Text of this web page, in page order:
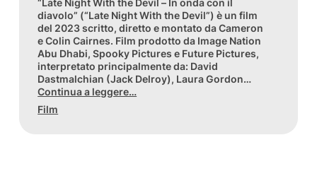
“Late Night With the Devil – In onda con il
diavolo” (“Late Night With the Devil”) è un film
del 2023 scritto, diretto e montato da Cameron
e Colin Cairnes. Film prodotto da Image Nation
Abu Dhabi, Spooky Pictures e Future Pictures,
interpretato principalmente da: David
Dastmalchian (Jack Delroy), Laura Gordon…
Continua a leggere…
Film